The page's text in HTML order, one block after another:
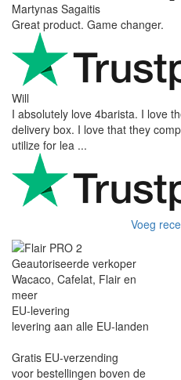
Martynas Sagaitis
Great product. Game changer.
Will
I absolutely love 4barista. I love
delivery box. I love that they
utilize for lea ...
Voeg
Geautoriseerde verkoper
Wacaco, Cafelat, Flair en
meer
EU-levering
levering aan alle EU-landen
Gratis EU-verzending
voor bestellingen boven de